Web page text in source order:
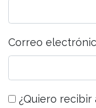
Correo
¿Quiero recibir